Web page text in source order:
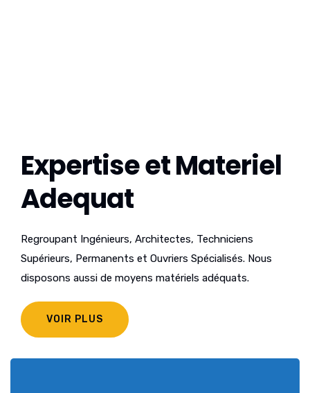
Expertise et Materiel
Adequat
Regroupant Ingénieurs, Architectes, Techniciens
Supérieurs, Permanents et Ouvriers Spécialisés. Nous
disposons aussi de moyens matériels adéquats.
VOIR PLUS